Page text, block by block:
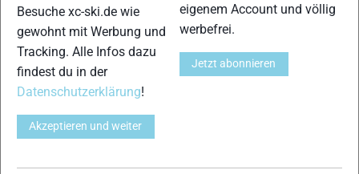
13 14
15
Besuche xc-ski.de wie
gewohnt mit Werbung und
Tracking. Alle Infos dazu
findest du in der
Datenschutzerklärung!
Akzeptieren und weiter
eigenem Account und völlig
werbefrei.
Jetzt abonnieren